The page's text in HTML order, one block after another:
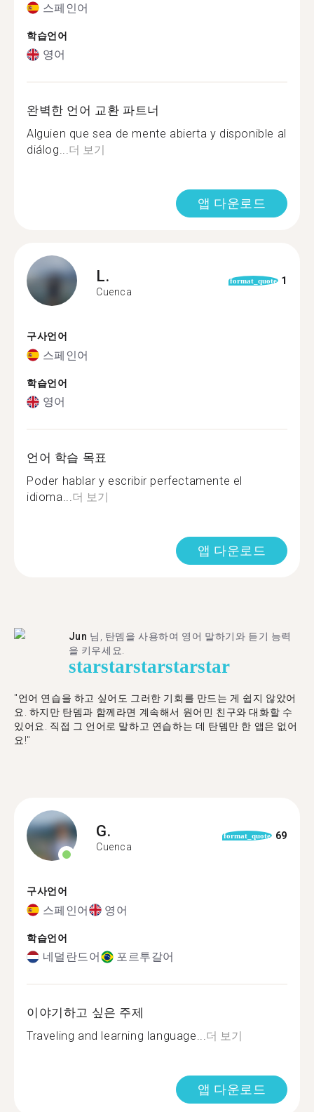
스페인어
학습언어
영어
완벽한 언어 교환 파트너
Alguien que sea de mente abierta y disponible al
diálog...더 보기
앱 다운로드
L.
Cuenca
format_quote 1
구사언어
스페인어
학습언어
영어
언어 학습 목표
Poder hablar y escribir perfectamente el
idioma...더 보기
앱 다운로드
Jun 님, 탄뎀을 사용하여 영어 말하기와 듣기 능력
을 키우세요.
starstarstarstarstar
"언어 연습을 하고 싶어도 그러한 기회를 만드는 게 쉽지 않았어
요. 하지만 탄뎀과 함께라면 계속해서 원어민 친구와 대화할 수
있어요. 직접 그 언어로 말하고 연습하는 데 탄뎀만 한 앱은 없어
요!"
G.
Cuenca
format_quote 69
구사언어
스페인어 영어
학습언어
네덜란드어 포르투갈어
이야기하고 싶은 주제
Traveling and learning language...더 보기
앱 다운로드